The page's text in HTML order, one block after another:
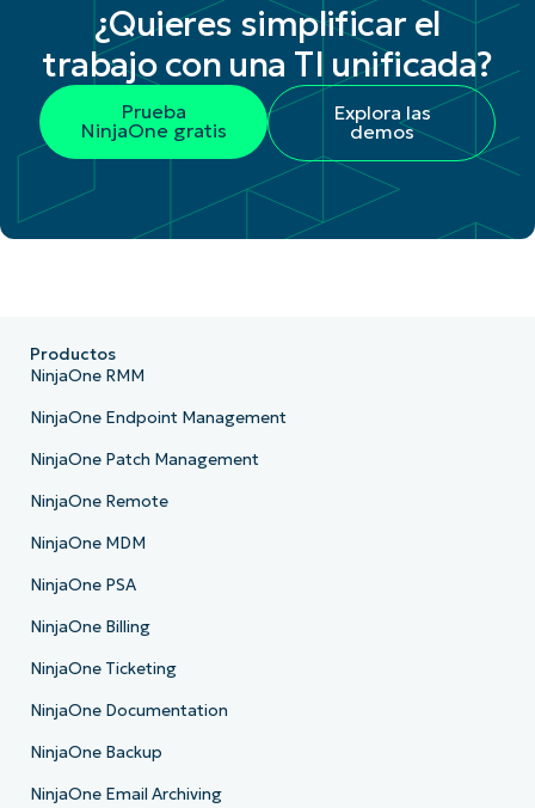
¿Quieres simplificar el
trabajo con una TI unificada?
Prueba
NinjaOne gratis
Explora las
demos
Productos
NinjaOne RMM
NinjaOne Endpoint Management
NinjaOne Patch Management
NinjaOne Remote
NinjaOne MDM
NinjaOne PSA
NinjaOne Billing
NinjaOne Ticketing
NinjaOne Documentation
NinjaOne Backup
NinjaOne Email Archiving